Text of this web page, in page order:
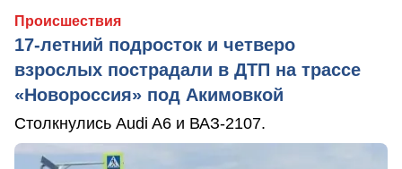
Происшествия
17-летний подросток и четверо
взрослых пострадали в ДТП на трассе
«Новороссия» под Акимовкой
Столкнулись Audi A6 и ВАЗ-2107.